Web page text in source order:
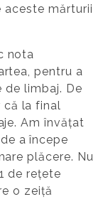
aceste mărturii
nota
pentru a
limbaj. De
că la final
Am învățat
a începe
plăcere. Nu
de rețete
o zeiță